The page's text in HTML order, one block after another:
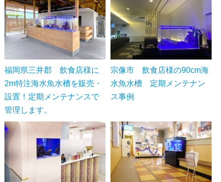
福岡県三井郡 飲食店様に
2m特注海水魚水槽を販売・
設置！定期メンテナンスで
管理します。
宗像市 飲食店様の90cm海
水魚水槽 定期メンテナン
ス事例